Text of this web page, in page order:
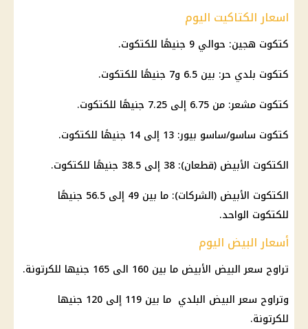
اسعار الكتاكيت اليوم
كتكوت هجين: حوالي 9 جنيهًا للكتكوت.
كتكوت بلدي حر: بين 6.5 و7 جنيهًا للكتكوت.
كتكوت مشعر: من 6.75 إلى 7.25 جنيهًا للكتكوت.
كتكوت ساسو/ساسو بيور: 13 إلى 14 جنيهًا للكتكوت.
الكتكوت الأبيض (قطعان): 38 إلى 38.5 جنيهًا للكتكوت.
الكتكوت الأبيض (الشركات): ما بين 49 إلى 56.5 جنيهًا
للكتكوت الواحد.
أسعار البيض اليوم
تراوح سعر البيض الأبيض ما بين 160 الى 165 جنيها للكرتونة.
وتراوح سعر البيض البلدي ما بين 119 إلى 120 جنيها
للكرتونة.